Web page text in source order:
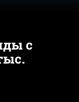
с